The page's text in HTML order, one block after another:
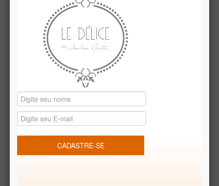
Institucional
Quem Somos
Le Délice Atelier
Lista de comparação
Vale presentes
Produtos temáticos
REDES SOCIAIS